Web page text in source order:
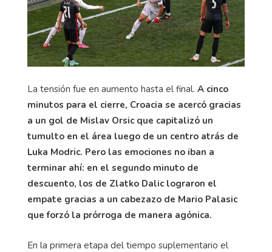
La tensión fue en aumento hasta el final. A cinco
minutos para el cierre, Croacia se acercó gracias
a un gol de Mislav Orsic que capitalizó un
tumulto en el área luego de un centro atrás de
Luka Modric. Pero las emociones no iban a
terminar ahí: en el segundo minuto de
descuento, los de Zlatko Dalic lograron el
empate gracias a un cabezazo de Mario Palasic
que forzó la prórroga de manera agónica.
En la primera etapa del tiempo suplementario el